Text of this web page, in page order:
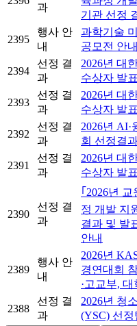
과
기관 선정
2395
행사 안
내
과학기술
공모전 안
2394
선정 결
과
2026년 대
수상자 발표
2393
선정 결
과
2026년 대
수상자 발표
2392
선정 결
과
2026년
회 선정결
2391
선정 결
과
2026년 대
수상자 발표
2390
선정 결
과
｢2026년
정 개발 지
결과 및 발
안내
2389
행사 안
내
2026년
경연대회
·고교부, 대
2388
선정 결
과
2026년 청
(YSC) 선정